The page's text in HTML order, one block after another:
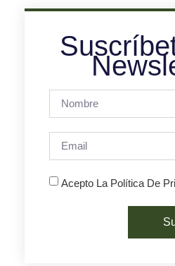
Acepto La Política De